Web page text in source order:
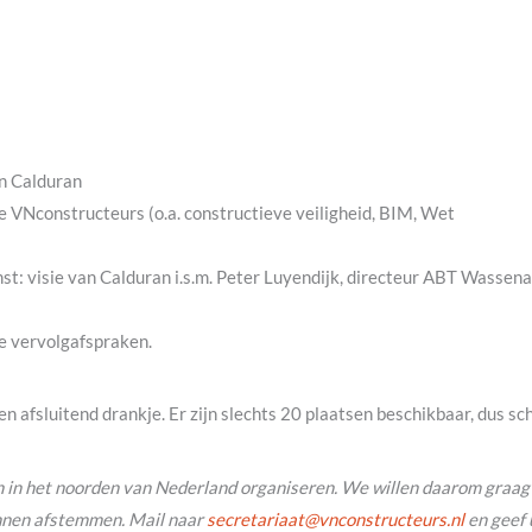
Calduran
(o.a. constructieve veiligheid, BIM, Wet
visie van Calduran i.s.m. Peter Luyendijk, directeur ABT
vervolgafspraken.
afsluitend drankje. Er zijn slechts 20 plaatsen beschikbaar, dus
het noorden van Nederland organiseren. We willen daarom
afstemmen. Mail naar
ln.sruetcurtsnocnv
@taairaterces en geef